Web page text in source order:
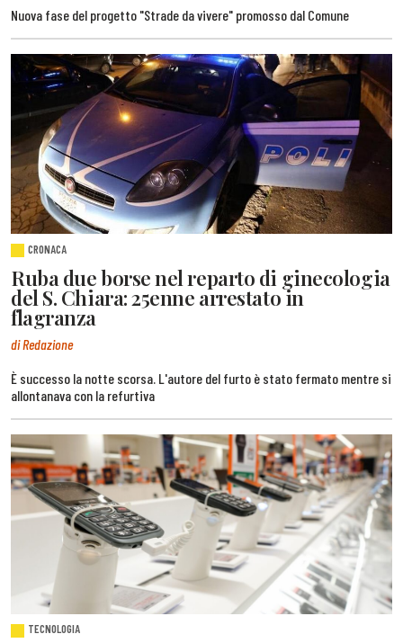
Nuova fase del progetto "Strade da vivere" promosso dal Comune
CRONACA
Ruba due borse nel reparto di ginecologia
del S. Chiara: 25enne arrestato in
flagranza
di Redazione
È successo la notte scorsa. L'autore del furto è stato fermato mentre si
allontanava con la refurtiva
TECNOLOGIA